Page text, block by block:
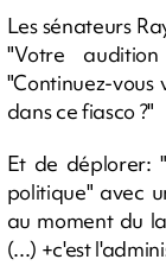
Les sénateurs
"Votre
"Continuez-
dans ce fiasco ?"
Et de déplorer:
politique" avec
au moment du
(...) +c'est